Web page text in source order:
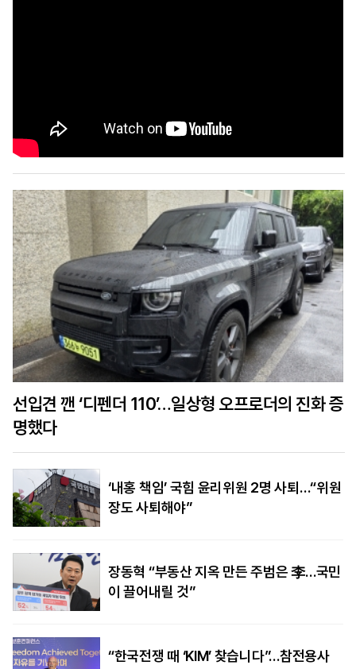
선입견 깬 ‘디펜더 110’…일상형 오프로더의 진화 증
명했다
‘내홍 책임’ 국힘 윤리위원 2명 사퇴…“위원
장도 사퇴해야”
장동혁 “부동산 지옥 만든 주범은 李…국민
이 끌어내릴 것”
“한국전쟁 때 ‘KIM’ 찾습니다”…참전용사